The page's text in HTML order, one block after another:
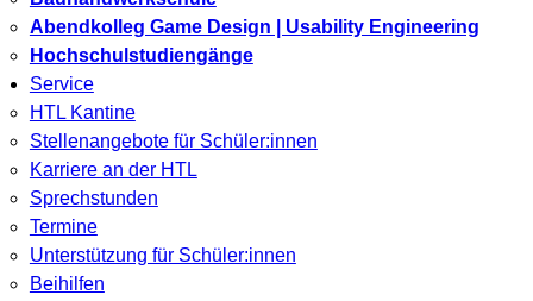
Abendkolleg Game Design | Usability Engineering
Hochschulstudiengänge
Service
HTL Kantine
Stellenangebote für Schüler:innen
Karriere an der HTL
Sprechstunden
Termine
Unterstützung für Schüler:innen
Beihilfen